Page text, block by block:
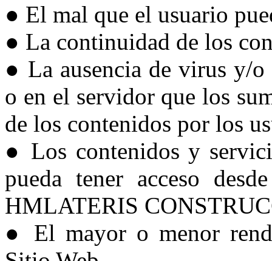
● El mal que el usuario
● La continuidad de los
● La ausencia de virus y/o
o en el servidor que los
de los contenidos por los
● Los contenidos y
pueda tener acceso
HMLATERIS
● El mayor o menor